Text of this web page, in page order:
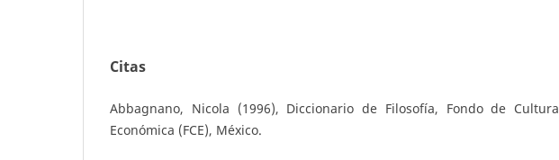
Citas
Abbagnano, Nicola (1996), Diccionario de Filosofía, Fondo de Cultura
Económica (FCE), México.